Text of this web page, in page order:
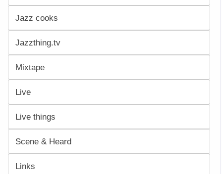
Jazz cooks
Jazzthing.tv
Mixtape
Live
Live things
Scene & Heard
Links